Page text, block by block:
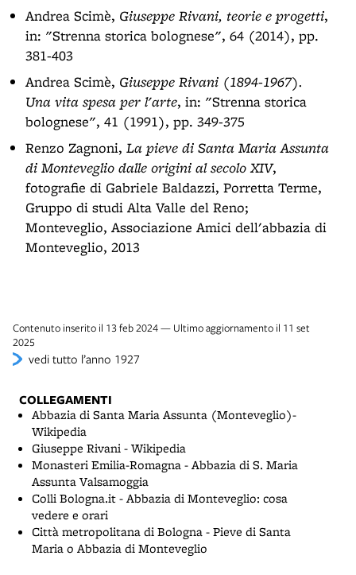
Andrea Scimè, Giuseppe Rivani, teorie e progetti,
in: "Strenna storica bolognese", 64 (2014), pp.
381-403
Andrea Scimè, Giuseppe Rivani (1894-1967).
Una vita spesa per l'arte, in: "Strenna storica
bolognese", 41 (1991), pp. 349-375
Renzo Zagnoni, La pieve di Santa Maria Assunta
di Monteveglio dalle origini al secolo XIV,
fotografie di Gabriele Baldazzi, Porretta Terme,
Gruppo di studi Alta Valle del Reno;
Monteveglio, Associazione Amici dell'abbazia di
Monteveglio, 2013
Contenuto inserito il 13 feb 2024 — Ultimo aggiornamento il 11 set
2025
vedi tutto l’anno 1927
COLLEGAMENTI
Abbazia di Santa Maria Assunta (Monteveglio)-
Wikipedia
Giuseppe Rivani - Wikipedia
Monasteri Emilia-Romagna - Abbazia di S. Maria
Assunta Valsamoggia
Colli Bologna.it - Abbazia di Monteveglio: cosa
vedere e orari
Città metropolitana di Bologna - Pieve di Santa
Maria o Abbazia di Monteveglio